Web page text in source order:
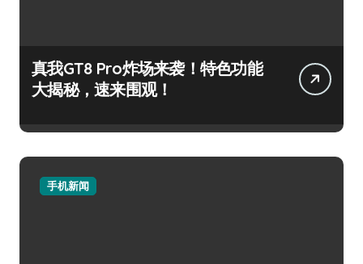
真我GT8 Pro炸场来袭！特色功能
大揭秘，速来围观！
手机新闻